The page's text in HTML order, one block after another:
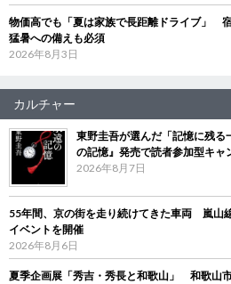
物価高でも「夏は家族で長距離ドライブ」
猛暑への備えも必須
2026年8月3日
カルチャー
東野圭吾が選んだ「記憶に残
の記憶』発売で読者参加型キャ
2026年8月7日
55年間、京の街を走り続けてきた車両 嵐山
イベントを開催
2026年8月6日
夏季企画展「秀吉・秀長と和歌山」 和歌山